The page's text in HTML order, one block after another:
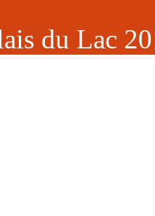
du Lac